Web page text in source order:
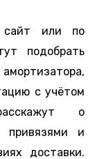
сайт или по
подобрать
с учётом
о
привязями и
доставки.